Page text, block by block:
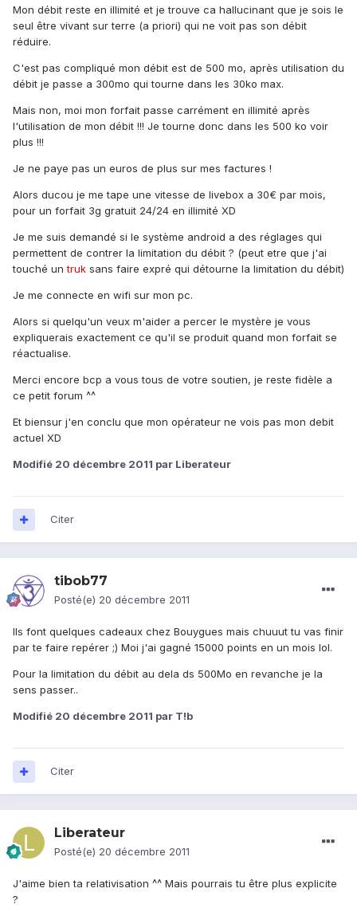
Mon débit reste en illimité et je trouve ca hallucinant que je sois le
seul être vivant sur terre (a priori) qui ne voit pas son débit
réduire.
C'est pas compliqué mon débit est de 500 mo, après utilisation du
débit je passe a 300mo qui tourne dans les 30ko max.
Mais non, moi mon forfait passe carrément en illimité après
l'utilisation de mon débit !!! Je tourne donc dans les 500 ko voir
plus !!!
Je ne paye pas un euros de plus sur mes factures !
Alors ducou je me tape une vitesse de livebox a 30€ par mois,
pour un forfait 3g gratuit 24/24 en illimité XD
Je me suis demandé si le système android a des réglages qui
permettent de contrer la limitation du débit ? (peut etre que j'ai
touché untruk sans faire expré qui détourne la limitation du débit)
Je me connecte en wifi sur mon pc.
Alors si quelqu'un veux m'aider a percer le mystère je vous
expliquerais exactement ce qu'il se produit quand mon forfait se
réactualise.
Merci encore bcp a vous tous de votre soutien, je reste fidèle a
ce petit forum ^^
Et biensur j'en conclu que mon opérateur ne vois pas mon debit
actuel XD
Modifié 20 décembre 2011 par Liberateur
Citer
tibob77
Posté(e) 20 décembre 2011
Ils font quelques cadeaux chez Bouygues mais chuuut tu vas finir
par te faire repérer ;) Moi j'ai gagné 15000 points en un mois lol.
Pour la limitation du débit au dela ds 500Mo en revanche je la
sens passer..
Modifié 20 décembre 2011 par T!b
Citer
Liberateur
Posté(e) 20 décembre 2011
J'aime bien ta relativisation ^^ Mais pourrais tu être plus explicite
?